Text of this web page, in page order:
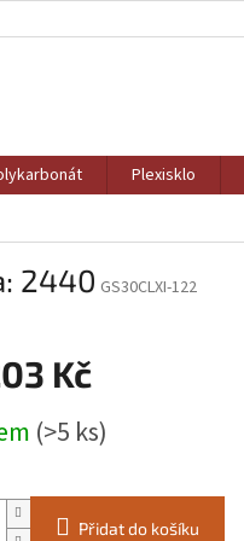
Plexisklo
2440 GS30CLXI-122
Kč
(>5 ks)
Přidat do košíku